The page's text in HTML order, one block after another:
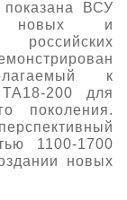
показана ВСУ
новых и
российских
к
200 для
поколения.
1100-1700
новых